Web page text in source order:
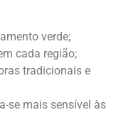
verde;
cada região;
tradicionais e
se mais sensível às